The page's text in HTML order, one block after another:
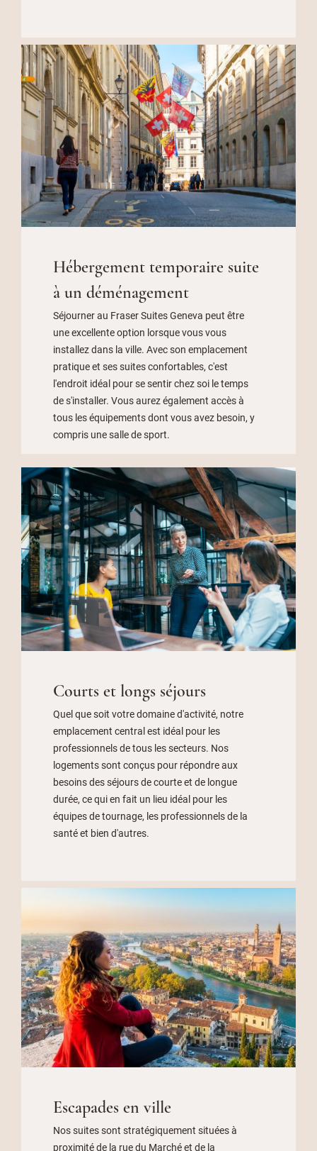
Hébergement temporaire suite
à un déménagement
Séjourner au Fraser Suites Geneva peut être
une excellente option lorsque vous vous
installez dans la ville. Avec son emplacement
pratique et ses suites confortables, c'est
l'endroit idéal pour se sentir chez soi le temps
de s'installer. Vous aurez également accès à
tous les équipements dont vous avez besoin, y
compris une salle de sport.
Courts et longs séjours
Quel que soit votre domaine d'activité, notre
emplacement central est idéal pour les
professionnels de tous les secteurs. Nos
logements sont conçus pour répondre aux
besoins des séjours de courte et de longue
durée, ce qui en fait un lieu idéal pour les
équipes de tournage, les professionnels de la
santé et bien d'autres.
Escapades en ville
Nos suites sont stratégiquement situées à
proximité de la rue du Marché et de la